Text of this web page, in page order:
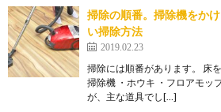
掃除の順番。掃除機をか
い掃除方法
2019.02.23
掃除には順番があります。 床
掃除機 ・ホウキ ・フロアモッ
が、主な道具でし[…]